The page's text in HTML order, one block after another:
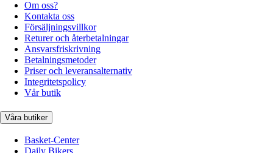
Om oss?
Kontakta oss
Försäljningsvillkor
Returer och återbetalningar
Ansvarsfriskrivning
Betalningsmetoder
Priser och leveransalternativ
Integritetspolicy
Vår butik
Våra butiker
Basket-Center